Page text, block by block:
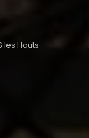
les Hauts